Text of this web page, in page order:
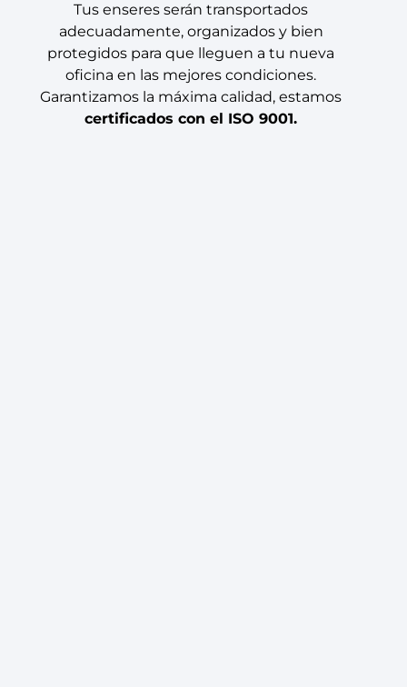
Tus enseres serán transportados
adecuadamente, organizados y bien
protegidos para que lleguen a tu nueva
oficina en las mejores condiciones.
Garantizamos la máxima calidad, estamos
certificados con el ISO 9001.